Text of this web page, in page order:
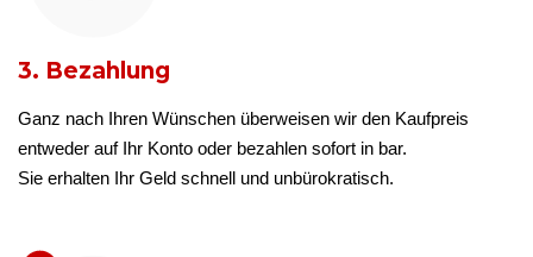
3. Bezahlung
Ganz nach Ihren Wünschen überweisen wir den Kaufpreis
entweder auf Ihr Konto oder bezahlen sofort in bar.
Sie erhalten Ihr Geld schnell und unbürokratisch.